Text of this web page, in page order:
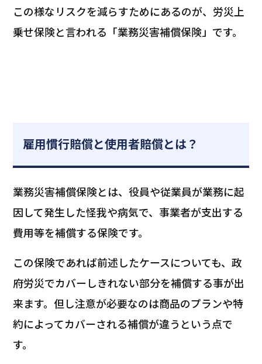
この様なリスクを減らすためにあるのが、労災上
乗せ保険と言われる「業務災害補償保険」です。
雇用慣行賠償と使用者賠償とは？
業務災害補償保険とは、役員や従業員が業務に起
因して発生した怪我や病気で、事業者が支出する
費用等を補償する保険です。
この保険であれば前述したケースについても、政
府労災でカバーしきれない部分を補償する事が出
来ます。但し注意が必要なのは商品のプランや特
約によってカバーされる補償が違うという点で
す。